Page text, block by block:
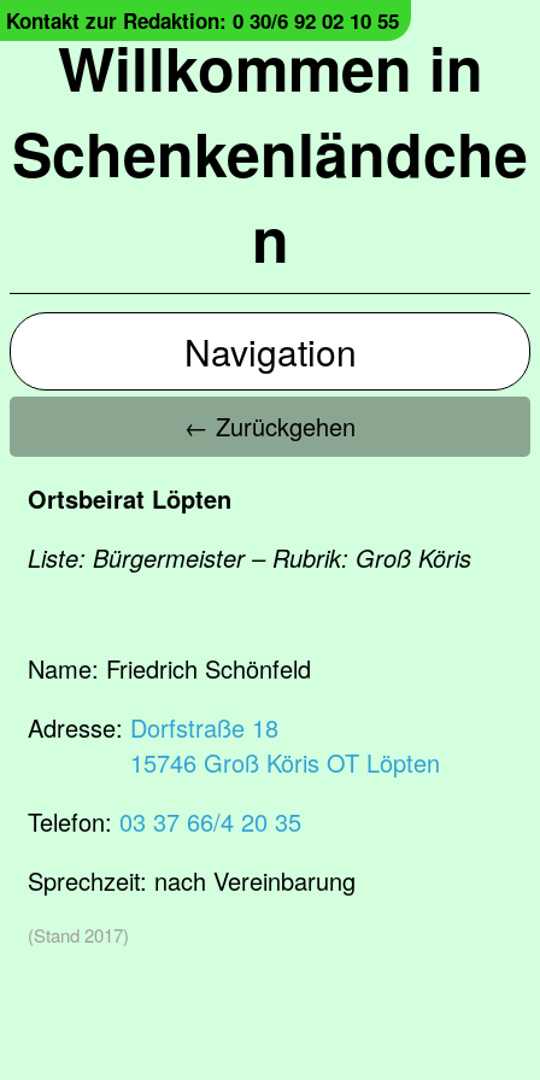
Willkommen in
Schenkenländche
n
Kontakt zur Redaktion: 0 30/6 92 02 10 55
Navigation
← Zurückgehen
Ortsbeirat Löpten
Liste: Bürgermeister – Rubrik: Groß Köris
Name: Friedrich Schönfeld
Adresse: Dorfstraße 18
15746 Groß Köris OT Löpten
Telefon: 03 37 66/4 20 35
Sprechzeit: nach Vereinbarung
(Stand 2017)